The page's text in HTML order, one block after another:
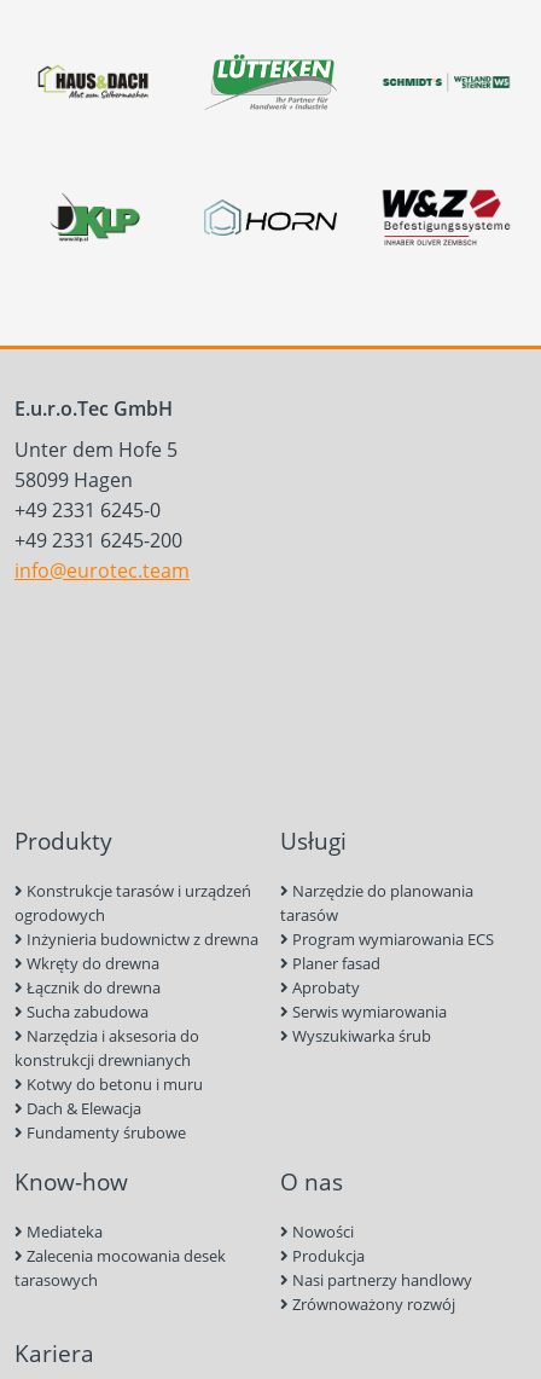
E.u.r.o.Tec GmbH
Unter dem Hofe 5
58099 Hagen
+49 2331 6245-0
+49 2331 6245-200
info@eurotec.team
Produkty
Konstrukcje tarasów i urządzeń
ogrodowych
Inżynieria budownictw z drewna
Wkręty do drewna
Łącznik do drewna
Sucha zabudowa
Narzędzia i aksesoria do
konstrukcji drewnianych
Kotwy do betonu i muru
Dach & Elewacja
Fundamenty śrubowe
Usługi
Narzędzie do planowania
tarasów
Program wymiarowania ECS
Planer fasad
Aprobaty
Serwis wymiarowania
Wyszukiwarka śrub
Know-how
Mediateka
Zalecenia mocowania desek
tarasowych
O nas
Nowości
Produkcja
Nasi partnerzy handlowy
Zrównoważony rozwój
Kariera